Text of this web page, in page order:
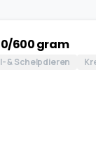
600 gram
& Schelpdieren